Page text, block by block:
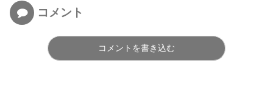
コメント
コメントを書き込む